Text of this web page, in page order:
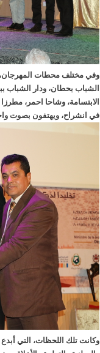
وفي مختلف محطات المهرجان،
الشباب بحطان، ودار الشباب
الابتسامة، وشاحا احمر،
في انشراح، ويهتفون بصوت
وكانت تلك اللحظات، التي